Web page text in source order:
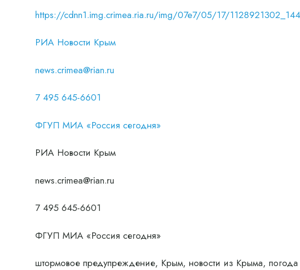
https://cdnn1.img.crimea.ria.ru/img/07e7/05/17/
РИА Новости Крым
news.crimea@rian.ru
7 495 645-6601
ФГУП МИА «Россия сегодня»
РИА Новости Крым
news.crimea@rian.ru
7 495 645-6601
ФГУП МИА «Россия сегодня»
штормовое предупреждение, Крым, новости из Крыма,